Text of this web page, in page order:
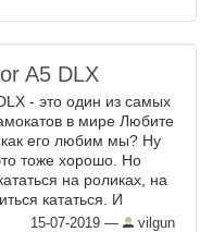
A5 DLX
- это один из самых
в мире Любите
как его любим мы? Ну
тоже хорошо. Но
на роликах, на
кататься. И
есть множество ...
15-07-2019 — vilgun